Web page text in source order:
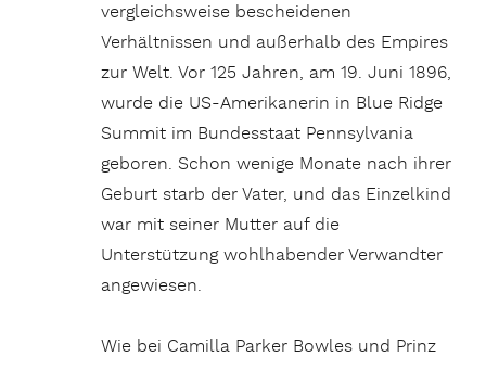
vergleichsweise bescheidenen
Verhältnissen und außerhalb des Empires
zur Welt. Vor 125 Jahren, am 19. Juni 1896,
wurde die US-Amerikanerin in Blue Ridge
Summit im Bundesstaat Pennsylvania
geboren. Schon wenige Monate nach ihrer
Geburt starb der Vater, und das Einzelkind
war mit seiner Mutter auf die
Unterstützung wohlhabender Verwandter
angewiesen.
Wie bei Camilla Parker Bowles und Prinz